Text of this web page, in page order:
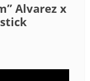
Alvarez x